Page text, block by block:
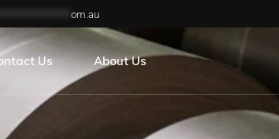
om.au
Us About Us